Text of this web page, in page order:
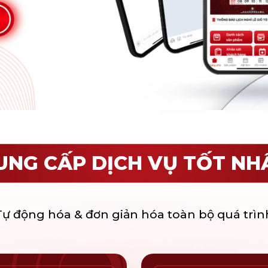
CẤP DỊCH VỤ TỐT
động hóa & đơn giản hóa toàn bộ quá